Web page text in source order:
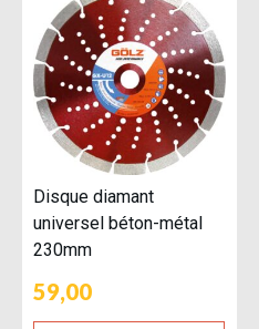
Disque diamant
universel béton-métal
230mm
59,00